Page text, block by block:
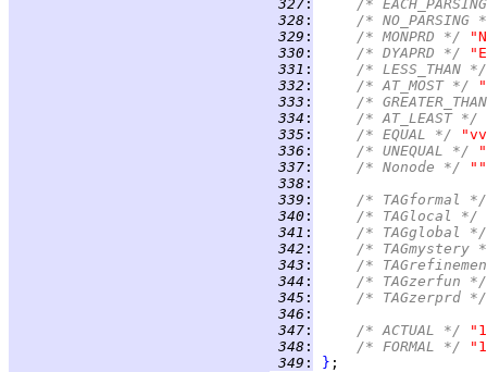
327 :
/*
328 :
/*
329 : /* MONPRD */
330 : /* DYAPRD */
331 :
/* LESS_THAN
332 : /* AT_MOST */
333 :
/*
334 :
/* AT_LEAST */
335 : /* EQUAL */
336 : /* UNEQUAL */
337 : /* Nonode */
""
338 :
339 :
/* TAGformal
340 :
/* TAGlocal */
341 :
/* TAGglobal
342 :
/*
343 :
/*
344 :
/* TAGzerfun
345 :
/* TAGzerprd
346 :
347 : /* ACTUAL */
348 : /* FORMAL */
349 : }